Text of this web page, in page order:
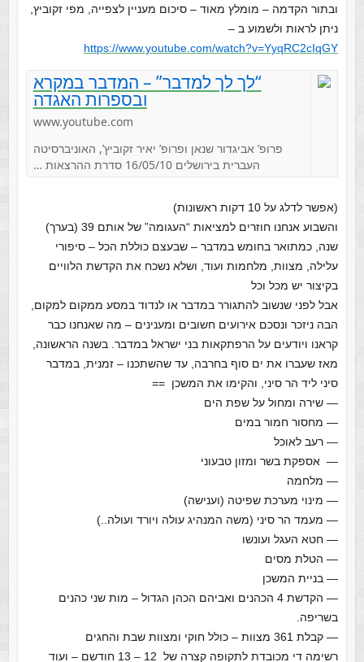
ובתור הקדמה – מומלץ מאוד – סיכום מעניין לצפייה, מפי זקוביץ,
ניתן לראות ולשמוע ב –
https://www.youtube.com/watch?v=YyqRC2cIqGY
“לך לך למדבר” – המדבר במקרא
ובספרות האגדה
www.youtube.com
פרופ’ אביגדור שנאן ופרופ’ יאיר זקוביץ’, האוניברסיטה
העברית בירושלים 16/05/10 סדרת ההרצאות …
(אפשר לדלג על 10 דקות ראשונות)
והשבוע אנחנו חוזרים למציאות “העגומה” של אותם 39 (בערך)
שנה, כמתואר בחומש במדבר – שבעצם כוללת הכל – סיפורי
עלילה, מצוות, מלחמות ועוד, ושלא נשכח את הקדשת הלוויים
בקיצור יש מכל וכל
אבל לפני שנשוב להתגורר במדבר או לנדוד במסע ממקום למקום,
הבה ניזכר ונסכם אירועים חשובים ומענינים – מה שאנחנו כבר
קראנו ויודעים על הרפתקאות בני ישראל במדבר. בשנה הראשונה,
מאז שעברו את ים סוף בחרבה, עד שהשתכנו – זמנית, במדבר
סיני ליד הר סיני, והקימו את המשכן ==
— שירה ומחול על שפת הים
— מחסור חמור במים
— רעב לאוכל
— אספקת בשר ומזון טבעוני
— מלחמה
— מינוי מערכת שפיטה (וענישה)
— מעמד הר סיני (משה המנהיג עולה ויורד ועולה..)
— חטא העגל ועונשו
— הטלת מסים
— בניית המשכן
— הקדשת 4 הכהנים ואביהם הכהן הגדול – מות שני כהנים
בשריפה.
— קבלת 361 מצוות – כולל חוקי ומצוות שבת והחגים
רשימה די מכובדת לתקופה קצרה של 12 – 13 חודשם – ועוד